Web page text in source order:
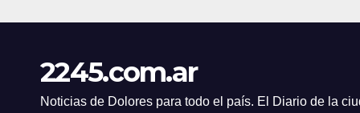
2245.com.ar
Noticias de Dolores para todo el país. El Diario de la